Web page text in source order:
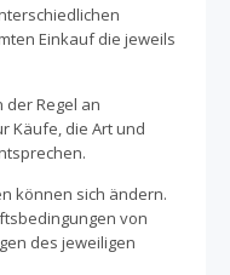
Einkauf die jeweils
der Regel an
Käufe, die Art und
können sich ändern.
von
des jeweiligen